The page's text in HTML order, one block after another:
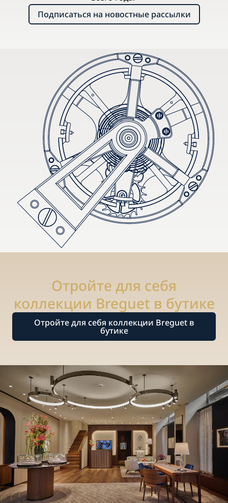
Подписаться на новостные рассылки
Отройте для себя
коллекции Breguet в бутике
Отройте для себя коллекции Breguet в
бутике